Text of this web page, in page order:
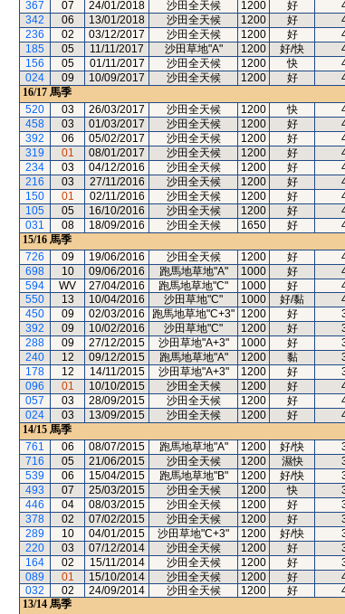
367
07 24/01/2018 沙田全天候 1200 好
342
06 13/01/2018 沙田全天候 1200 好
236
02 03/12/2017 沙田全天候 1200 好
185
05 11/11/2017 沙田草地"A" 1200 好/快
156
05 01/11/2017 沙田全天候 1200 快
024
09 10/09/2017 沙田全天候 1200 好
16/17 馬季
520
03 26/03/2017 沙田全天候 1200 快
458
03 01/03/2017 沙田全天候 1200 好
392
06 05/02/2017 沙田全天候 1200 好
319
01 08/01/2017 沙田全天候 1200 好
234
03 04/12/2016 沙田全天候 1200 好
216
03 27/11/2016 沙田全天候 1200 好
150
01 02/11/2016 沙田全天候 1200 好
105
05 16/10/2016 沙田全天候 1200 好
031
08 18/09/2016 沙田全天候 1650 好
15/16 馬季
726
09 19/06/2016 沙田全天候 1200 好
698
10 09/06/2016 跑馬地草地"A" 1000 好
594
WV 27/04/2016 跑馬地草地"C" 1000 好
550
13 10/04/2016 沙田草地"C" 1000 好/黏
450
09 02/03/2016 跑馬地草地"C+3" 1200 好
392
09 10/02/2016 沙田草地"C" 1200 好
288
09 27/12/2015 沙田草地"A+3" 1000 好
240
12 09/12/2015 跑馬地草地"A" 1200 黏
178
12 14/11/2015 沙田草地"A+3" 1200 好
096
01 10/10/2015 沙田全天候 1200 好
057
03 28/09/2015 沙田全天候 1200 好
024
03 13/09/2015 沙田全天候 1200 好
14/15 馬季
761
06 08/07/2015 跑馬地草地"A" 1200 好/快
716
05 21/06/2015 沙田全天候 1200 濕快
539
06 15/04/2015 跑馬地草地"B" 1200 好/快
493
07 25/03/2015 沙田全天候 1200 快
446
04 08/03/2015 沙田全天候 1200 好
378
02 07/02/2015 沙田全天候 1200 好
289
10 04/01/2015 沙田草地"C+3" 1200 好/快
220
03 07/12/2014 沙田全天候 1200 好
164
02 15/11/2014 沙田全天候 1200 好
089
01 15/10/2014 沙田全天候 1200 好
032
02 24/09/2014 沙田全天候 1200 好
13/14 馬季